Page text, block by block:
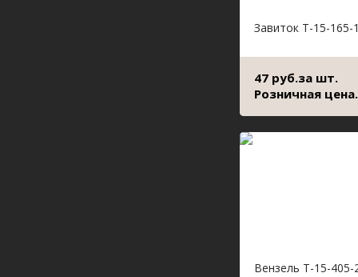
Завиток Т-15-165-
47 руб.за шт.
Розничная цена.
Вензель Т-15-405-